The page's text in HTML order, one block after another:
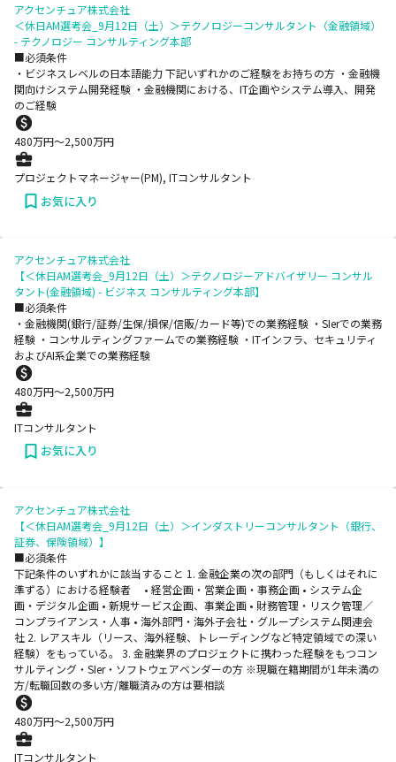
アクセンチュア株式会社
＜休日AM選考会_9月12日（土）＞テクノロジーコンサルタント（金融領域）
- テクノロジー コンサルティング本部
■必須条件
・ビジネスレベルの日本語能力 下記いずれかのご経験をお持ちの方 ・金融機
関向けシステム開発経験 ・金融機関における、IT企画やシステム導入、開発
のご経験
480万円〜2,500万円
プロジェクトマネージャー(PM), ITコンサルタント
お気に入り
アクセンチュア株式会社
【＜休日AM選考会_9月12日（土）＞テクノロジーアドバイザリー コンサル
タント(金融領域) - ビジネス コンサルティング本部】
■必須条件
・金融機関(銀行/証券/生保/損保/信販/カード等)での業務経験 ・SIerでの業務
経験 ・コンサルティングファームでの業務経験 ・ITインフラ、セキュリティ
およびAI系企業での業務経験
480万円〜2,500万円
ITコンサルタント
お気に入り
アクセンチュア株式会社
【＜休日AM選考会_9月12日（土）＞インダストリーコンサルタント（銀行、
証券、保険領域）】
■必須条件
下記条件のいずれかに該当すること 1. 金融企業の次の部門（もしくはそれに
準ずる）における経験者 • 経営企画・営業企画・事務企画 • システム企
画・デジタル企画 • 新規サービス企画、事業企画 • 財務管理・リスク管理／
コンプライアンス・人事 • 海外部門・海外子会社・グループシステム関連会
社 2. レアスキル（リース、海外経験、トレーディングなど特定領域での深い
経験）をもっている。 3. 金融業界のプロジェクトに携わった経験をもつコン
サルティング・SIer・ソフトウェアベンダーの方 ※現職在籍期間が1年未満の
方/転職回数の多い方/離職済みの方は要相談
480万円〜2,500万円
ITコンサルタント